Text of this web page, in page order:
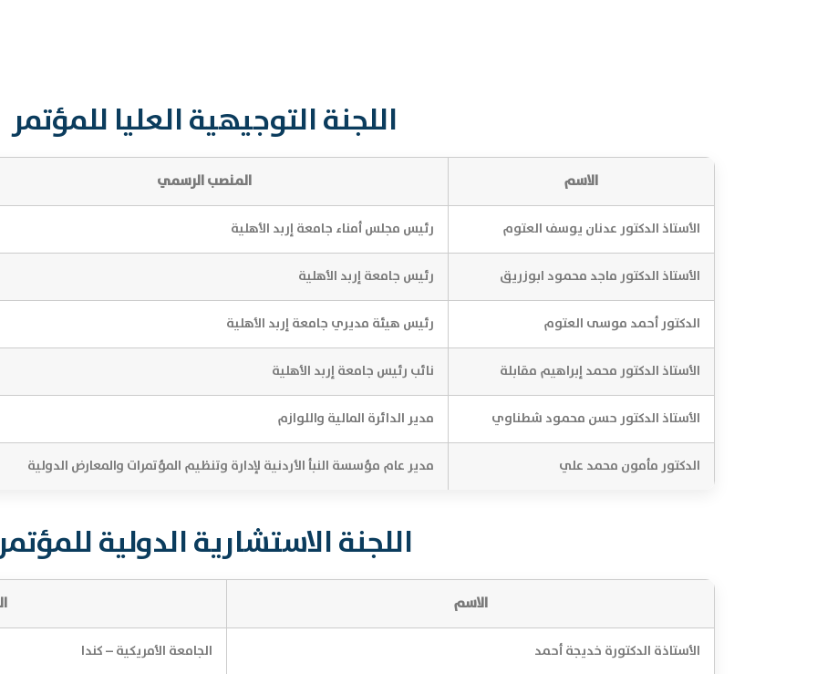
اللجنة التوجيهية العليا للمؤتمر
الاسم المنصب الرسمي
الأستاذ الدكتور عدنان يوسف العتوم رئيس مجلس أمناء جامعة إربد الأهلية
الأستاذ الدكتور ماجد محمود ابوزريق رئيس جامعة إربد الأهلية
الدكتور أحمد موسى العتوم رئيس هيئة مديري جامعة إربد الأهلية
الأستاذ الدكتور محمد إبراهيم مقابلة نائب رئيس جامعة إربد الأهلية
الأستاذ الدكتور حسن محمود شطناوي مدير الدائرة المالية واللوازم
الدكتور مأمون محمد علي مدير عام مؤسسة النبأ الأردنية لإدارة وتنظيم المؤتمرات والمعارض الدولية
اللجنة الاستشارية الدولية
الاسم
الأستاذة الدكتورة خديجة أحمد الجامعة الأمريكية – كندا